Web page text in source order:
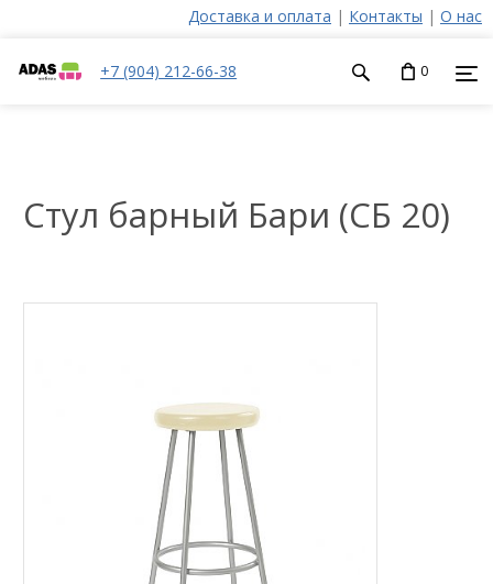
Доставка и оплата | Контакты | О нас
+7 (904) 212-66-38 0
Стул барный Бари (CБ 20)